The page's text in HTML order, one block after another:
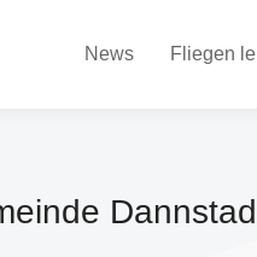
News Fliegen